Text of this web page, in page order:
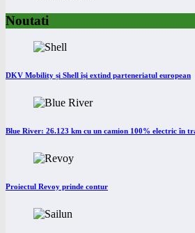
Noutati
DKV Mobility și Shell își extind parteneriatul european
Blue River: 26.123 km cu un camion 100% electric în
Proiectul Revoy prinde contur